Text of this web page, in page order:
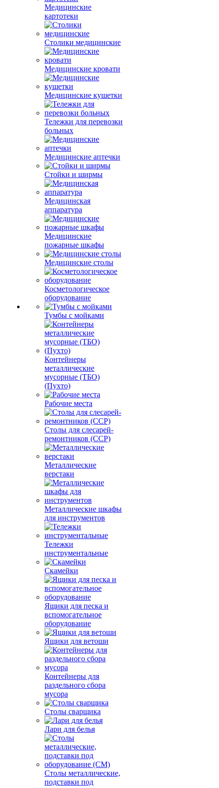
Медицинские
картотеки
Столики медицинские
Медицинские кровати
Медицинские кушетки
Тележки для перевозки
больных
Медицинские аптечки
Стойки и ширмы
Медицинская
аппаратура
Медицинские
пожарные шкафы
Медицинские столы
Косметологическое
оборудование
Тумбы с мойками
Контейнеры
металлические
мусорные (ТБО)
(Пухто)
Рабочие места
Столы для слесарей-
ремонтников (ССР)
Металлические
верстаки
Металлические шкафы
для инструментов
Тележки
инструментальные
Скамейки
Ящики для песка и
вспомогательное
оборудование
Ящики для ветоши
Контейнеры для
раздельного сбора
мусора
Столы сварщика
Лари для белья
Столы металлические,
подставки под